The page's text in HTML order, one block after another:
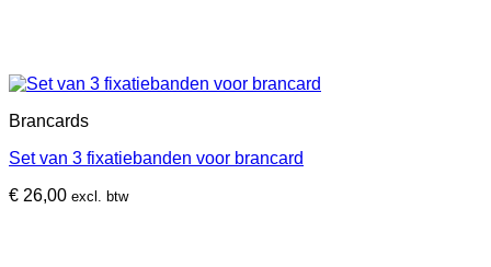
Brancards
Set van 3 fixatiebanden voor brancard
€ 26,00 excl. btw